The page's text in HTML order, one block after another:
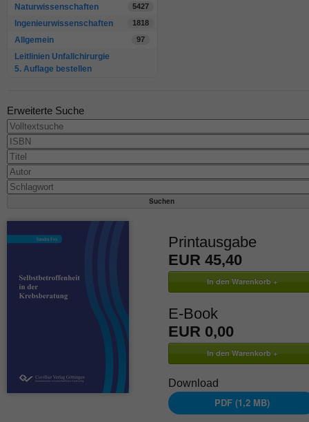
Naturwissenschaften
5427
Ingenieurwissenschaften 1818
Allgemein 97
Leitlinien Unfallchirurgie
5. Auflage bestellen
Erweiterte Suche
Printausgabe
EUR 45,40
E-Book
EUR 0,00
Download
PDF (1,2 MB)